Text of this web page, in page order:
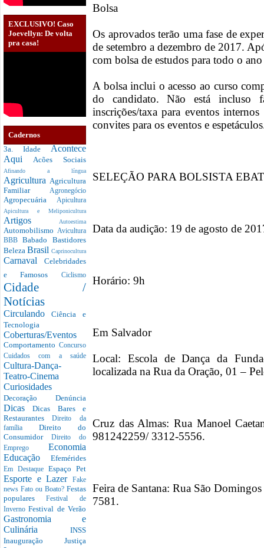
EXCLUSIVO! Caso
Joevellyn: De volta
pra casa!
Cadernos
3a. Idade Acontece
Aqui Acões Sociais
Afinando a língua
Agricultura Agricultura
Familiar Agronegócio
Agropecuária Apicultura
Apicultura e Meliponicultura
Artigos Autoestima
Automobilismo Avicultura
BBBBabado Bastidores
Beleza Brasil Caprinocultura
Carnaval Celebridades
e Famosos Ciclismo
Cidade /
Notícias
CirculandoCiência e
Tecnologia
Coberturas/Eventos
Comportamento Concurso
Cuidados com a saúde
Cultura-Dança-
Teatro-Cinema
Curiosidades
Decoração Denúncia
DicasDicas Bares e
RestaurantesDireito da
família Direito do
Consumidor Direito do
Emprego Economia
Educação Efemérides
Em Destaque Espaço Pet
Esporte e Lazer
Fake
news Fato ou Boato? Festas
popularesFestival de
InvernoFestival de Verão
Gastronomia e
Culinária INSS
Inauguração Justiça
Bolsa
Os aprovados terão uma fase de
de setembro a dezembro de 2017.
com bolsa de estudos para todo o
A bolsa inclui o acesso ao curso
do candidato. Não está incluso
inscrições/taxa para eventos
convites para os eventos e
SELEÇÃO PARA BOLSISTA
Data da audição: 19 de agosto de
Horário: 9h
Em Salvador
Local: Escola de Dança da
localizada na Rua da Oração, 01 –
Cruz das Almas: Rua Manoel
981242259/ 3312-5556.
Feira de Santana: Rua São
7581.